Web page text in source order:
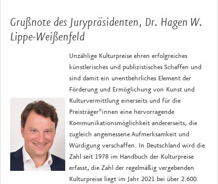
Grußnote des Jurypräsidenten, Dr. Hagen W.
Lippe-Weißenfeld
Unzählige Kulturpreise ehren erfolgreiches
künstlerisches und publizistisches Schaffen und
sind damit ein unentbehrliches Element der
Förderung und Ermöglichung von Kunst und
Kulturvermittlung einerseits und für die
Preisträger*innen eine hervorragende
Kommunikationsmöglichkeit andererseits, die
zugleich angemessene Aufmerksamkeit und
Würdigung verschaffen. In Deutschland wird die
Zahl seit 1978 im Handbuch der Kulturpreise
erfasst, die Zahl der regelmäßig vergebenden
Kulturpreise liegt im Jahr 2021 bei über 2.600.